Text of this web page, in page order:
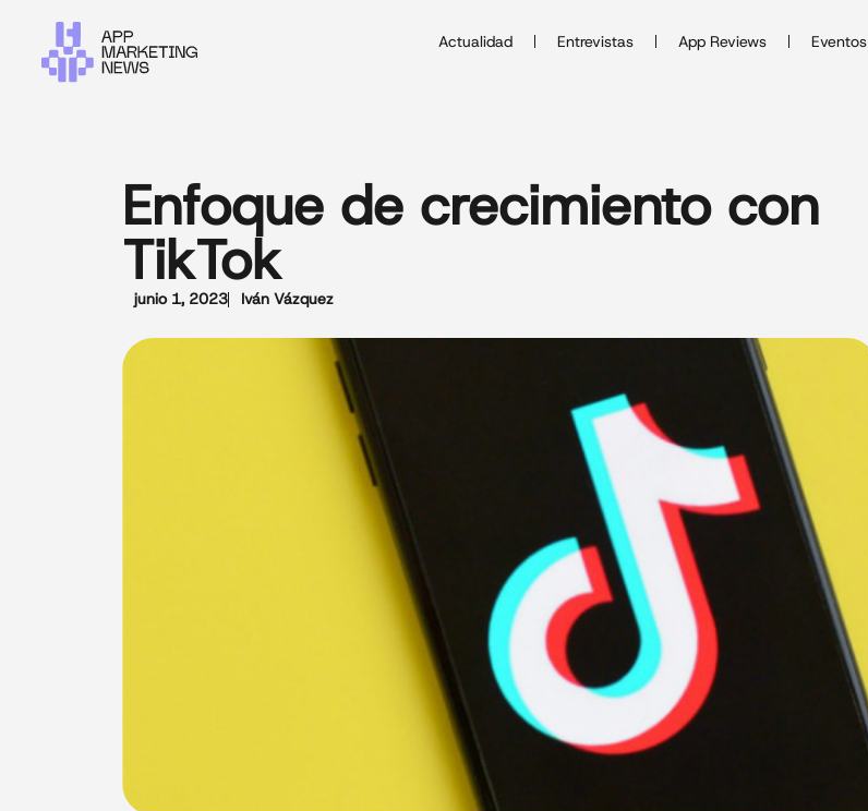
Actualidad Entrevistas App Reviews Eventos
Enfoque de crecimiento con
TikTok
junio 1, 2023 Iván Vázquez